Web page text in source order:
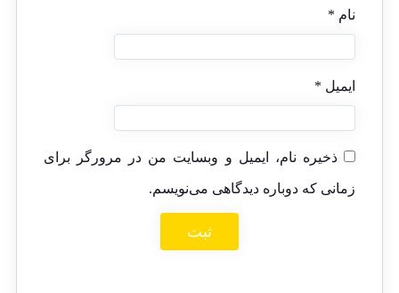
نام *
ایمیل *
ذخیره نام، ایمیل و وبسایت من در مرورگر برای
زمانی که دوباره دیدگاهی می‌نویسم.